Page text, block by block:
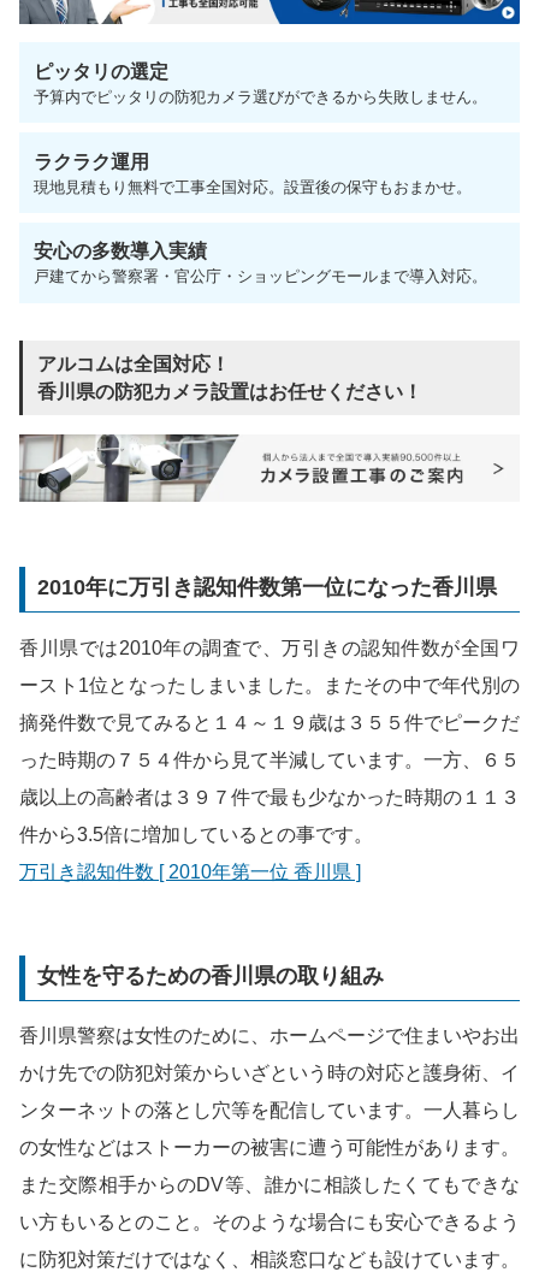
ピッタリの選定
予算内でピッタリの防犯カメラ選びができるから失敗しません。
ラクラク運用
現地見積もり無料で工事全国対応。設置後の保守もおまかせ。
安心の多数導入実績
戸建てから警察署・官公庁・ショッピングモールまで導入対応。
アルコムは全国対応！
香川県の防犯カメラ設置はお任せください！
2010年に万引き認知件数第一位になった香川県
香川県では2010年の調査で、万引きの認知件数が全国ワ
ースト1位となったしまいました。またその中で年代別の
摘発件数で見てみると１４～１９歳は３５５件でピークだ
った時期の７５４件から見て半減しています。一方、６５
歳以上の高齢者は３９７件で最も少なかった時期の１１３
件から3.5倍に増加しているとの事です。
万引き認知件数 [ 2010年第一位 香川県 ]
女性を守るための香川県の取り組み
香川県警察は女性のために、ホームページで住まいやお出
かけ先での防犯対策からいざという時の対応と護身術、イ
ンターネットの落とし穴等を配信しています。一人暮らし
の女性などはストーカーの被害に遭う可能性があります。
また交際相手からのDV等、誰かに相談したくてもできな
い方もいるとのこと。そのような場合にも安心できるよう
に防犯対策だけではなく、相談窓口なども設けています。